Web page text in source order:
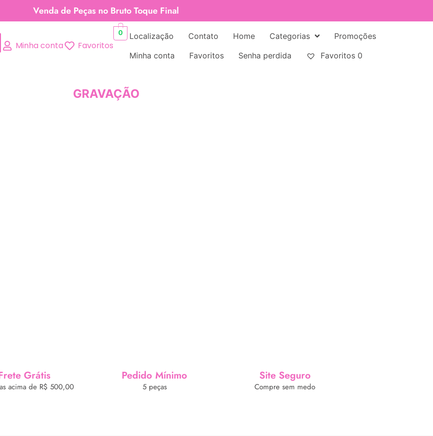
Venda de Peças no Bruto Toque Final
Minha conta Favoritos
0 Localização Contato Home Categorias
Promoções
Minha conta
Favoritos Senha perdida Favoritos 0
GRAVAÇÃO
Grátis
acima de R$ 500,00
Pedido Mínimo
5 peças
Site Seguro
Compre sem medo